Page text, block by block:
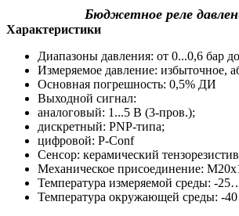
Бюджетное реле
Характеристики
Диапазоны давления: от 0...0,6 бар
Измеряемое давление: избыточное,
Основная погрешность: 0,5% ДИ
Выходной сигнал:
аналоговый: 1...5 В (3-пров.);
дискретный: PNP-типа;
цифровой: P-Conf
Сенсор: керамический
Механическое присоединение:
Температура измеряемой среды: -
Температура окружающей среды: -